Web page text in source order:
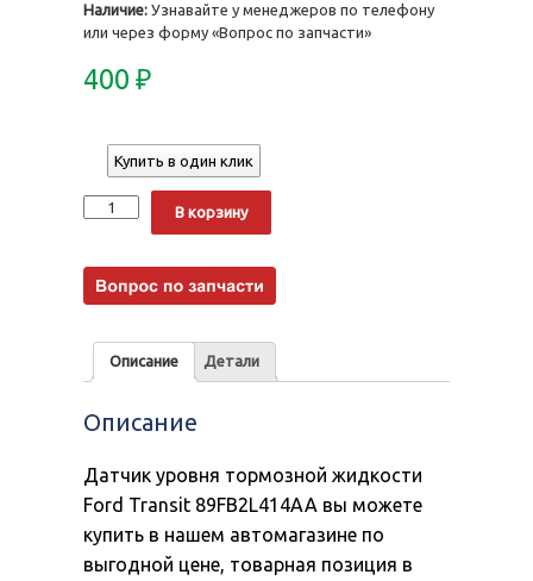
Наличие: Узнавайте у менеджеров по телефону
или через форму «Вопрос по запчасти»
400 ₽
Купить в один клик
Количество
В корзину
Описание Детали
Описание
Датчик уровня тормозной жидкости
Ford Transit 89FB2L414AA вы можете
купить в нашем автомагазине по
выгодной цене, товарная позиция в